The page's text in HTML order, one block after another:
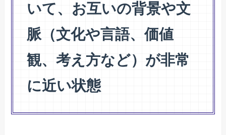
いて、お互いの背景や文
脈（文化や言語、価値
観、考え方など）が非常
に近い状態